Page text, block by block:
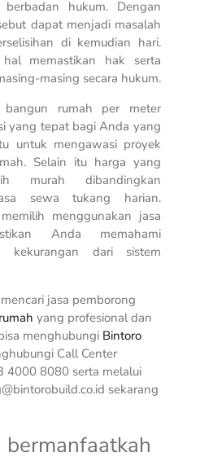
hukum. Dengan
dapat menjadi masalah
di kemudian hari.
memastikan hak serta
masing secara hukum.
bangun rumah per meter
yang tepat bagi Anda yang
untuk mengawasi proyek
Selain itu harga yang
murah dibandingkan
sewa tukang harian.
menggunakan jasa
Anda memahami
kekurangan dari sistem
jasa pemborong
yang profesional dan
menghubungi Bintoro
Call Center
4000 8080 serta melalui
sekarang
bermanfaatkah